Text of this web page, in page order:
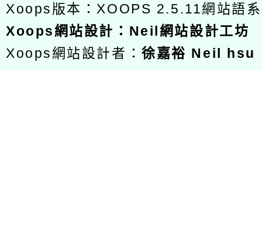
Xoops版本： XOOPS 2.5.11網站語
Xoops網站設計 ： Neil網站設計工坊
Xoops網站設計者：徐嘉裕 Neil hsu